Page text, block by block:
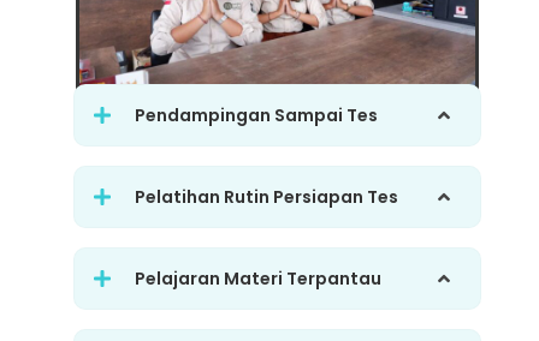
Pendampingan Sampai Tes
Pelatihan Rutin Persiapan Tes
Pelajaran Materi Terpantau